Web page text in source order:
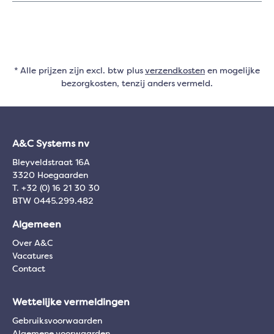
* Alle prijzen zijn excl. btw plus verzendkosten en mogelijke
bezorgkosten, tenzij anders vermeld.
A&C Systems nv
Bleyveldstraat 16A
3320 Hoegaarden
T. +32 (0) 16 21 30 30
BTW 0445.299.482
Algemeen
Over A&C
Vacatures
Contact
Wettelijke vermeldingen
Gebruiksvoorwaarden